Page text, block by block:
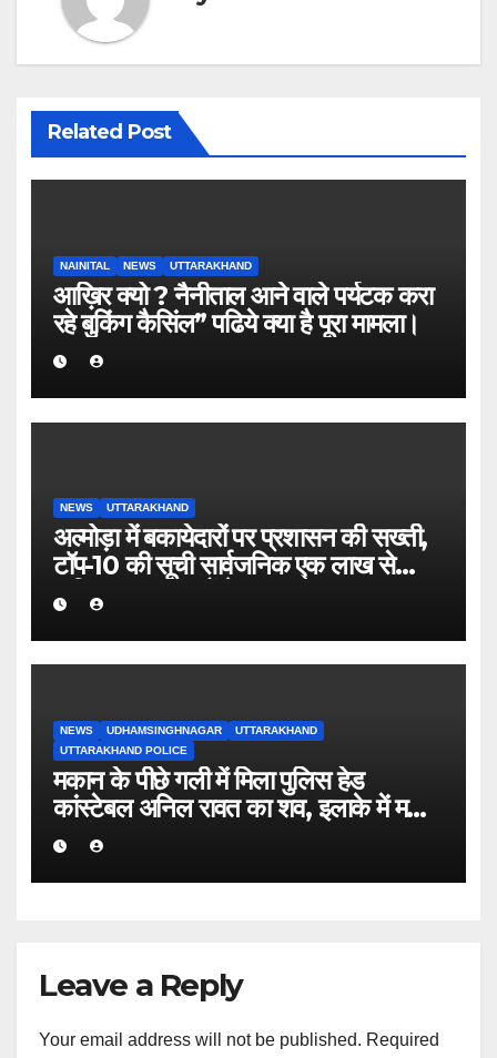
Related Post
NAINITAL NEWS UTTARAKHAND
आख़िर क्यो ? नैनीताल आने वाले पर्यटक करा
रहे बुकिंग कैसिंल” पढिये क्या है पूरा मामला।
NEWS UTTARAKHAND
अल्मोड़ा में बकायेदारों पर प्रशासन की सख्ती,
टॉप-10 की सूची सार्वजनिक एक लाख से
अधिक बकाया वालों के नाम-पते चस्पा, राजस्व
वसूली अभियान तेज
NEWS UDHAMSINGHNAGAR
UTTARAKHAND
UTTARAKHAND POLICE
मकान के पीछे गली में मिला पुलिस हेड
कांस्टेबल अनिल रावत का शव, इलाके में मचा
हड़कंप।
Leave a Reply
Your email address will not be published. Required